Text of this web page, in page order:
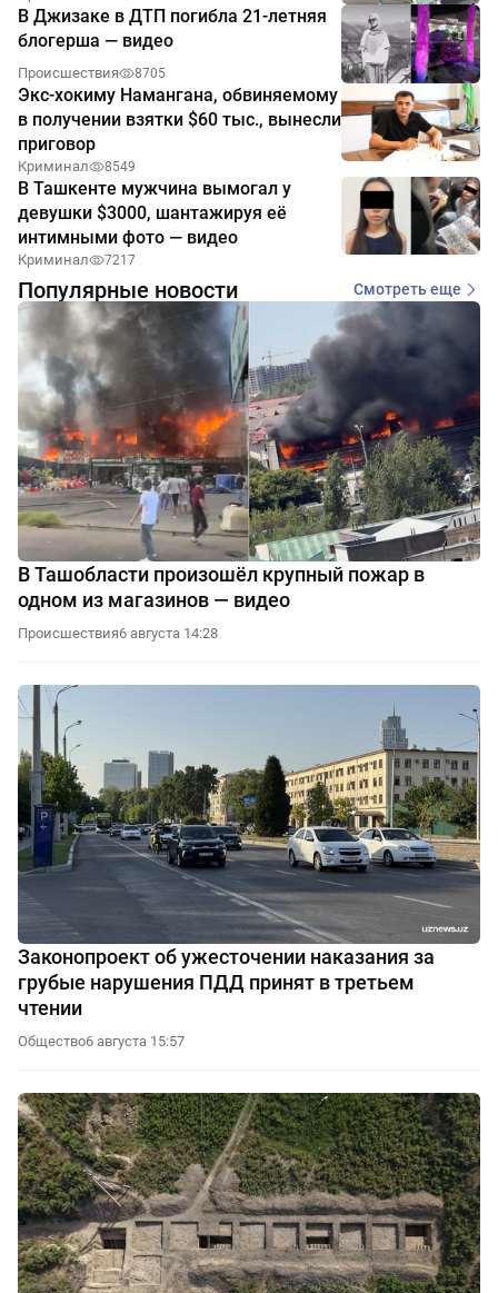
В Джизаке в ДТП погибла 21-летняя
блогерша — видео
Происшествия 8705
Экс-хокиму Намангана, обвиняемому
в получении взятки $60 тыс., вынесли
приговор
Криминал 8549
В Ташкенте мужчина вымогал у
девушки $3000, шантажируя её
интимными фото — видео
Криминал 7217
Популярные новости Смотреть еще
В Ташобласти произошёл крупный пожар в
одном из магазинов — видео
Происшествия6 августа 14:28
Законопроект об ужесточении наказания за
грубые нарушения ПДД принят в третьем
чтении
Общество6 августа 15:57